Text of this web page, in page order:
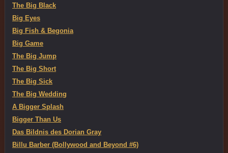
The Big Black
Big Eyes
Big Fish & Begonia
Big Game
The Big Jump
The Big Short
The Big Sick
The Big Wedding
A Bigger Splash
Bigger Than Us
Das Bildnis des Dorian Gray
Billu Barber (Bollywood and Beyond #6)